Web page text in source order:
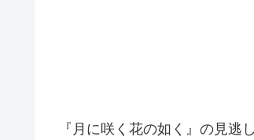
『月に咲く花の如く』の見逃